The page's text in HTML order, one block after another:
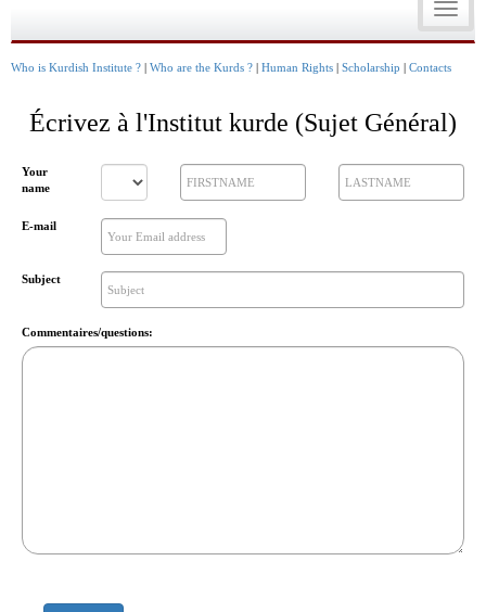
Toggle
Who is Kurdish Institute ? Who are the Kurds ? Human Rights Scholarship Contacts
Écrivez à l'Institut kurde (Sujet Général)
Your
name
E-mail
Subject
Commentaires/questions: